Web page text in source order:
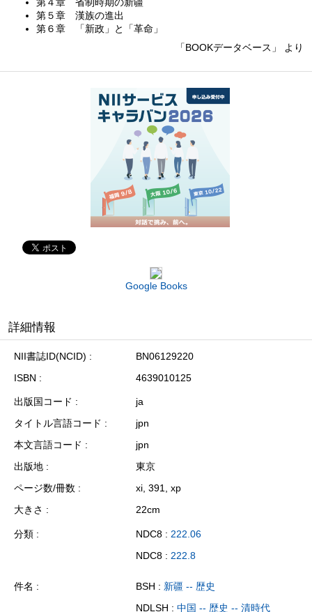
第５章 漢族の進出
第６章 「新政」と「革命」
「BOOKデータベース」 より
Google Books
詳細情報
NII書誌ID(NCID)
BN06129220
ISBN
4639010125
出版国コード
ja
タイトル言語コード
jpn
本文言語コード
jpn
出版地
東京
ページ数/冊数
xi, 391, xp
大きさ
22cm
分類 NDC8 : 222.06
NDC8 : 222.8
件名 BSH : 新疆 -- 歴史
NDLSH : 中国 -- 歴史 -- 清時代